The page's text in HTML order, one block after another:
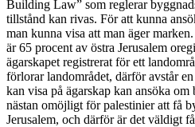
Building Law” som reglerar
tillstånd kan rivas. För att kunna
man kunna visa att man äger
är 65 procent av östra Jerusalem
ägarskapet registrerat för ett
förlorar landområdet, därför avstår
kan visa på ägarskap kan ansöka
nästan omöjligt för palestinier att få
Jerusalem, och därför är det väldigt